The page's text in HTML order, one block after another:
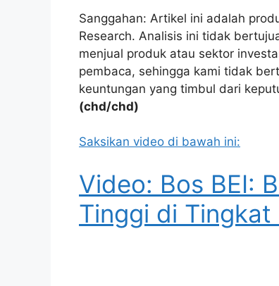
Sanggahan: Artikel ini adalah
Research. Analisis ini tidak
menjual produk atau sektor
pembaca, sehingga kami tidak
keuntungan yang timbul dari
(chd/chd)
Saksikan video di bawah ini:
Video: Bos BEI:
Tinggi di Tingkat